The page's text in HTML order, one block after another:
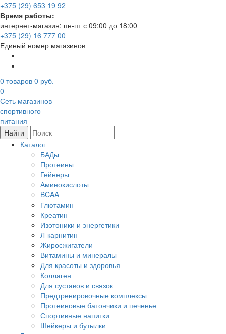
+375 (29) 653 19 92
Время работы:
интернет-магазин: пн-пт с 09:00 до 18:00
+375 (29) 16 777 00
Единый номер магазинов
0 товаров 0 руб.
0
Сеть магазинов
спортивного
питания
Найти
Каталог
БАДы
Протеины
Гейнеры
Аминокислоты
BCAA
Глютамин
Креатин
Изотоники и энергетики
Л-карнитин
Жиросжигатели
Витамины и минералы
Для красоты и здоровья
Коллаген
Для суставов и связок
Предтренировочные комплексы
Протеиновые батончики и печенье
Спортивные напитки
Шейкеры и бутылки